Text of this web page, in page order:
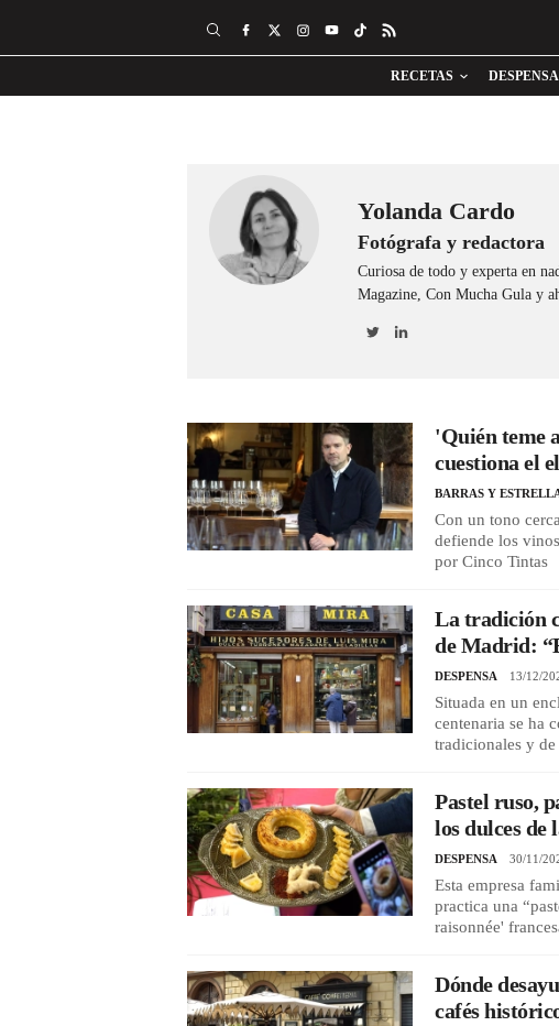
RECETAS DESPENSA
Yolanda Cardo
Fotógrafa y redactora
Curiosa de todo y experta en
Magazine, Con Mucha Gula y
'Quién teme
cuestiona el
BARRAS Y
Con un tono
defiende los
por Cinco Tintas
La tradición
de Madrid:
DESPENSA 13/12/
Situada en un
centenaria se ha
tradicionales y
Pastel ruso,
los dulces de
DESPENSA 30/11/
Esta empresa
practica una
raisonnée'
Dónde
cafés